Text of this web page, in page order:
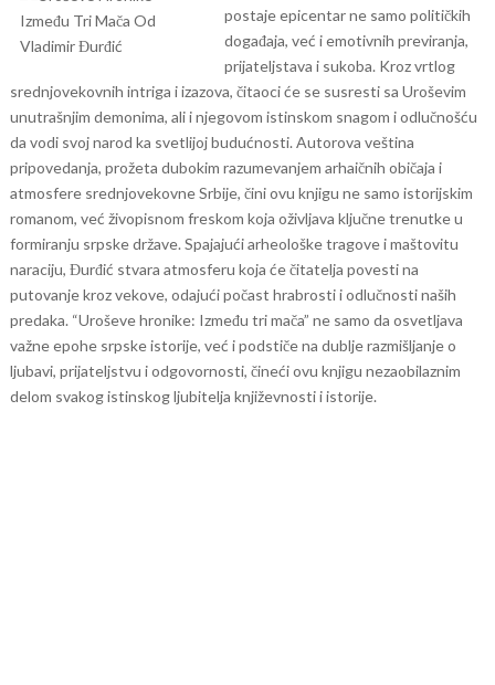
postaje epicentar ne samo političkih
događaja, već i emotivnih previranja,
prijateljstava i sukoba. Kroz vrtlog
srednjovekovnih intriga i izazova, čitaoci će se susresti sa Uroševim
unutrašnjim demonima, ali i njegovom istinskom snagom i odlučnošću
da vodi svoj narod ka svetlijoj budućnosti. Autorova veština
pripovedanja, prožeta dubokim razumevanjem arhaičnih običaja i
atmosfere srednjovekovne Srbije, čini ovu knjigu ne samo istorijskim
romanom, već živopisnom freskom koja oživljava ključne trenutke u
formiranju srpske države. Spajajući arheološke tragove i maštovitu
naraciju, Đurđić stvara atmosferu koja će čitatelja povesti na
putovanje kroz vekove, odajući počast hrabrosti i odlučnosti naših
predaka. “Uroševe hronike: Između tri mača” ne samo da osvetljava
važne epohe srpske istorije, već i podstiče na dublje razmišljanje o
ljubavi, prijateljstvu i odgovornosti, čineći ovu knjigu nezaobilaznim
delom svakog istinskog ljubitelja književnosti i istorije.